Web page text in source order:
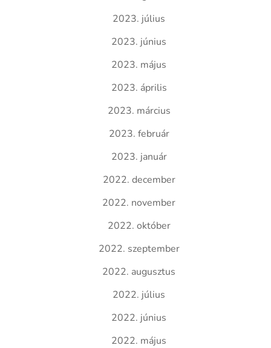
2023. július
2023. június
2023. május
2023. április
2023. március
2023. február
2023. január
2022. december
2022. november
2022. október
2022. szeptember
2022. augusztus
2022. július
2022. június
2022. május